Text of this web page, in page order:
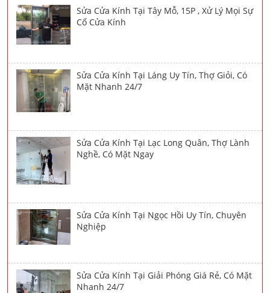
Sửa Cửa Kính Tại Tây Mỗ, 15P , Xử Lý Mọi Sự
Cố Cửa Kính
Sửa Cửa Kính Tại Láng Uy Tín, Thợ Giỏi, Có
Mặt Nhanh 24/7
Sửa Cửa Kính Tại Lạc Long Quân, Thợ Lành
Nghề, Có Mặt Ngay
Sửa Cửa Kính Tại Ngọc Hồi Uy Tín, Chuyên
Nghiệp
Sửa Cửa Kính Tại Giải Phóng Giá Rẻ, Có Mặt
Nhanh 24/7